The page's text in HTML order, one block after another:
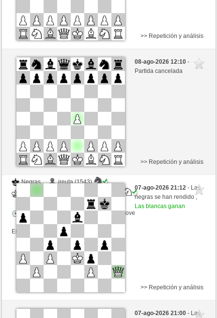
Negras
jreuta (1543)
Blancas
BingoTheRooket (1454)
>> Repetición y análisis
08-ago-2026 12:10-
Partida cancelada
Negras
jreuta (1543)
Blancas
Tiempo: 10 minutes/side + 0 seconds/move
Esta partida es por puntos
>> Repetición y análisis
07-ago-2026 21:12- Las
negras se han rendido ,
Las blancas ganan
Negras
BlubberBart (1563) (-22)
>> Repetición y análisis
07-ago-2026 21:00- Las